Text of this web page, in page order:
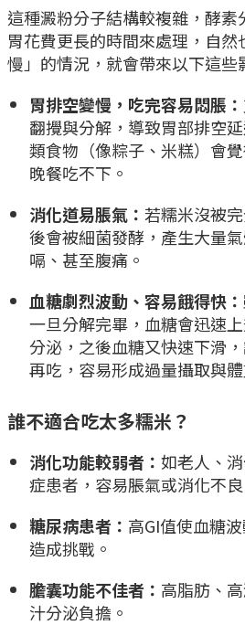
這種澱粉分子結構較複雜，酵
胃花費更長的時間來處理，自
慢」的情況，就會帶來以下這些
胃排空變慢，吃完容易悶脹：
翻攪與分解，導致胃部排空
類食物（像粽子、米糕）會
晚餐吃不下。
消化道易脹氣： 若糯米沒被
後會被細菌發酵，產生大量
嗝、甚至腹痛。
血糖劇烈波動、容易餓得快：
一旦分解完畢，血糖會迅速
分泌，之後血糖又快速下滑
再吃，容易形成過量攝取與
誰不適合吃太多糯米？
消化功能較弱者： 如老人、
症患者，容易脹氣或消化不良
糖尿病患者： 高GI值使血糖
造成挑戰。
膽囊功能不佳者： 高脂肪、
汁分泌負擔。